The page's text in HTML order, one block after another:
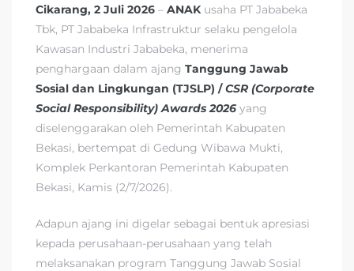
Cikarang, 2 Juli 2026 – ANAKusaha PT Jababeka
Tbk, PT Jababeka Infrastruktur selaku pengelola
Kawasan Industri Jababeka, menerima
penghargaan dalam ajang Tanggung Jawab
Sosial dan Lingkungan (TJSLP) /CSR (Corporate
Social Responsibility)Awards 2026 yang
diselenggarakan oleh Pemerintah Kabupaten
Bekasi, bertempat di Gedung Wibawa Mukti,
Komplek Perkantoran Pemerintah Kabupaten
Bekasi, Kamis (2/7/2026).
Adapun ajang ini digelar sebagai bentuk apresiasi
kepada perusahaan-perusahaan yang telah
melaksanakan program Tanggung Jawab Sosial